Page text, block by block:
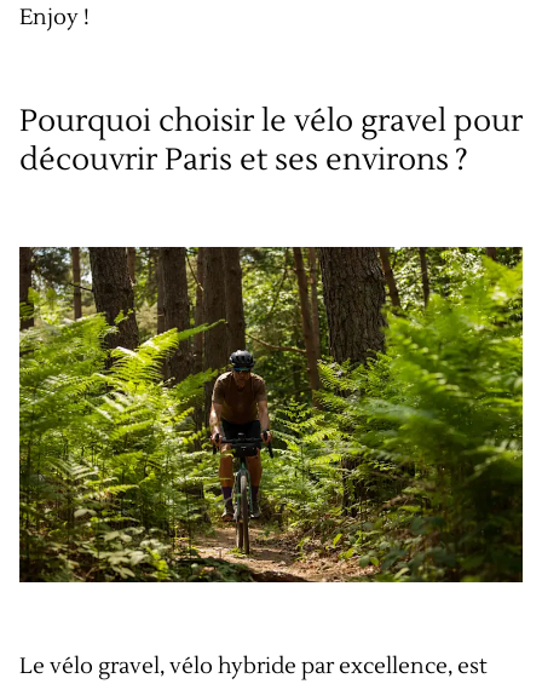
Enjoy !
Pourquoi choisir le vélo gravel pour
découvrir Paris et ses environs ?
Le vélo gravel, vélo hybride par excellence, est